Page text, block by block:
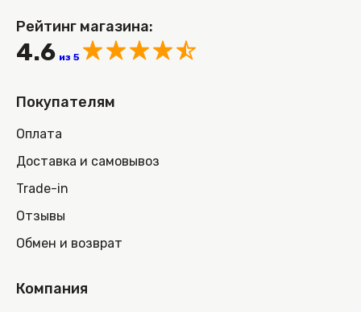
Рейтинг магазина:
4.6 из 5
Покупателям
Оплата
Доставка и самовывоз
Trade-in
Отзывы
Обмен и возврат
Компания